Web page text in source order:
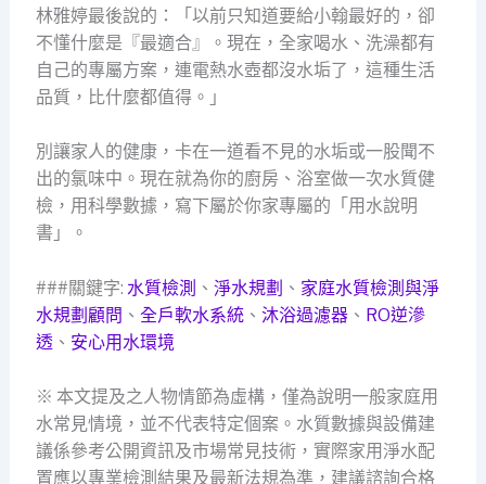
林雅婷最後說的：「以前只知道要給小翰最好的，卻
不懂什麼是『最適合』。現在，全家喝水、洗澡都有
自己的專屬方案，連電熱水壺都沒水垢了，這種生活
品質，比什麼都值得。」
別讓家人的健康，卡在一道看不見的水垢或一股聞不
出的氯味中。現在就為你的廚房、浴室做一次水質健
檢，用科學數據，寫下屬於你家專屬的「用水說明
書」。
###關鍵字: 水質檢測 、 淨水規劃 、 家庭水質檢測與淨
水規劃顧問 、 全戶軟水系統、 沐浴過濾器、 RO逆滲
透、 安心用水環境
※ 本文提及之人物情節為虛構，僅為說明一般家庭用
水常見情境，並不代表特定個案。水質數據與設備建
議係參考公開資訊及市場常見技術，實際家用淨水配
置應以專業檢測結果及最新法規為準，建議諮詢合格